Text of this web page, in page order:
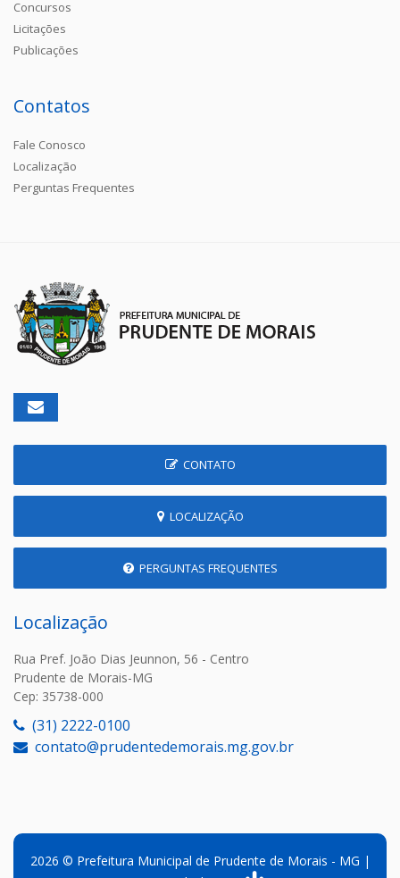
Concursos
Licitações
Publicações
Contatos
Fale Conosco
Localização
Perguntas Frequentes
CONTATO
LOCALIZAÇÃO
PERGUNTAS FREQUENTES
Localização
Rua Pref. João Dias Jeunnon, 56 - Centro
Prudente de Morais-MG
Cep: 35738-000
(31) 2222-0100
contato@prudentedemorais.mg.gov.br
2026 © Prefeitura Municipal de Prudente de Morais - MG |